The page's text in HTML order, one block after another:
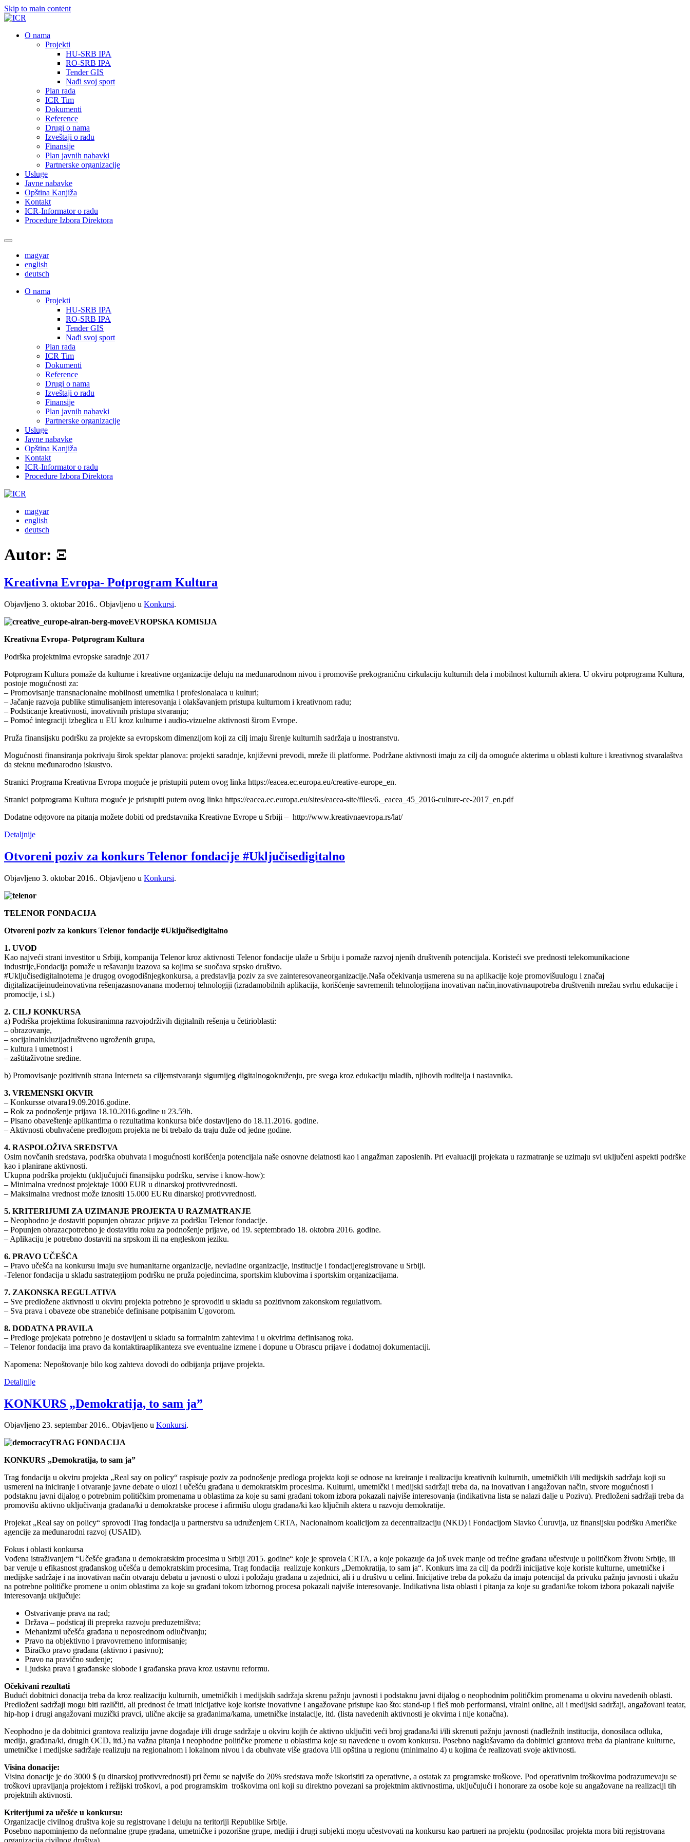
Skip to main content
О nama
Projekti
HU-SRB IPA
RO-SRB IPA
Tender GIS
Nađi svoj sport
Plan rada
ICR Tim
Dokumenti
Reference
Drugi o nama
Izveštaji o radu
Finansije
Plan javnih nabavki
Partnerske organizacije
Usluge
Javne nabavke
Opština Kanjiža
Kontakt
ICR-Informator o radu
Procedure Izbora Direktora
magyar
english
deutsch
О nama
Projekti
HU-SRB IPA
RO-SRB IPA
Tender GIS
Nađi svoj sport
Plan rada
ICR Tim
Dokumenti
Reference
Drugi o nama
Izveštaji o radu
Finansije
Plan javnih nabavki
Partnerske organizacije
Usluge
Javne nabavke
Opština Kanjiža
Kontakt
ICR-Informator o radu
Procedure Izbora Direktora
magyar
english
deutsch
Autor: Ξ
Kreativna Evropa- Potprogram Kultura
Objavljeno 3. oktobar 2016.. Objavljeno u Konkursi.
EVROPSKA KOMISIJA
Kreativna Evropa- Potprogram Kultura
Podrška projektnima evropske saradnje 2017
Potprogram Kultura pomaže da kulturne i kreativne organizacije deluju na međunarodnom nivou i promoviše prekograničnu cirkulaciju kulturnih dela i mobilnost kulturnih aktera. U okviru potprograma Kultura,
postoje mogućnosti za:
– Promovisanje transnacionalne mobilnosti umetnika i profesionalaca u kulturi;
– Jačanje razvoja publike stimulisanjem interesovanja i olakšavanjem pristupa kulturnom i kreativnom radu;
– Podsticanje kreativnosti, inovativnih pristupa stvaranju;
– Pomoć integraciji izbeglica u EU kroz kulturne i audio-vizuelne aktivnosti širom Evrope.
Pruža finansijsku podršku za projekte sa evropskom dimenzijom koji za cilj imaju širenje kulturnih sadržaja u inostranstvu.
Mogućnosti finansiranja pokrivaju širok spektar planova: projekti saradnje, književni prevodi, mreže ili platforme. Podržane aktivnosti imaju za cilj da omoguće akterima u oblasti kulture i kreativnog stvaralaštva
da steknu međunarodno iskustvo.
Stranici Programa Kreativna Evropa moguće je pristupiti putem ovog linka https://eacea.ec.europa.eu/creative-europe_en.
Stranici potprograma Kultura moguće je pristupiti putem ovog linka https://eacea.ec.europa.eu/sites/eacea-site/files/6._eacea_45_2016-culture-ce-2017_en.pdf
Dodatne odgovore na pitanja možete dobiti od predstavnika Kreativne Evrope u Srbiji – http://www.kreativnaevropa.rs/lat/
Detaljnije
Otvoreni poziv za konkurs Telenor fondacije #Uključisedigitalno
Objavljeno 3. oktobar 2016.. Objavljeno u Konkursi.
TELENOR FONDACIJA
Otvoreni poziv za konkurs Telenor fondacije #Uključisedigitalno
1. UVOD
Kao najveći strani investitor u Srbiji, kompanija Telenor kroz aktivnosti Telenor fondacije ulaže u Srbiju i pomaže razvoj njenih društvenih potencijala. Koristeći sve prednosti telekomunikacione
industrije,Fondacija pomaže u rešavanju izazova sa kojima se suočava srpsko društvo.
#Uključisedigitalnotema je drugog ovogodišnjegkonkursa, a predstavlja poziv za sve zainteresovaneorganizacije.Naša očekivanja usmerena su na aplikacije koje promovišuulogu i značaj
digitalizacijeinudeinovativna rešenjazasnovanana modernoj tehnologiji (izradamobilnih aplikacija, korišćenje savremenih tehnologijana inovativan način,inovativnaupotreba društvenih mrežau svrhu edukacije i
promocije, i sl.)
2. CILJ KONKURSA
a) Podrška projektima fokusiranimna razvojodrživih digitalnih rešenja u četirioblasti:
– obrazovanje,
– socijalnainkluzijadruštveno ugroženih grupa,
– kultura i umetnost i
– zaštitaživotne sredine.
b) Promovisanje pozitivnih strana Interneta sa ciljemstvaranja sigurnijeg digitalnogokruženju, pre svega kroz edukaciju mladih, njihovih roditelja i nastavnika.
3. VREMENSKI OKVIR
– Konkursse otvara19.09.2016.godine.
– Rok za podnošenje prijava 18.10.2016.godine u 23.59h.
– Pisano obaveštenje aplikantima o rezultatima konkursa biće dostavljeno do 18.11.2016. godine.
– Aktivnosti obuhvaćene predlogom projekta ne bi trebalo da traju duže od jedne godine.
4. RASPOLOŽIVA SREDSTVA
Osim novčanih sredstava, podrška obuhvata i mogućnosti korišćenja potencijala naše osnovne delatnosti kao i angažman zaposlenih. Pri evaluaciji projekata u razmatranje se uzimaju svi uključeni aspekti podrške
kao i planirane aktivnosti.
Ukupna podrška projektu (uključujući finansijsku podršku, servise i know-how):
– Minimalna vrednost projektaje 1000 EUR u dinarskoj protivvrednosti.
– Maksimalna vrednost može iznositi 15.000 EURu dinarskoj protivvrednosti.
5. KRITERIJUMI ZA UZIMANJE PROJEKTA U RAZMATRANJE
– Neophodno je dostaviti popunjen obrazac prijave za podršku Telenor fondacije.
– Popunjen obrazacpotrebno je dostavitiu roku za podnošenje prijave, od 19. septembrado 18. oktobra 2016. godine.
– Aplikaciju je potrebno dostaviti na srpskom ili na engleskom jeziku.
6. PRAVO UČEŠĆA
– Pravo učešća na konkursu imaju sve humanitarne organizacije, nevladine organizacije, institucije i fondacijeregistrovane u Srbiji.
-Telenor fondacija u skladu sastrategijom podršku ne pruža pojedincima, sportskim klubovima i sportskim organizacijama.
7. ZAKONSKA REGULATIVA
– Sve predložene aktivnosti u okviru projekta potrebno je sprovoditi u skladu sa pozitivnom zakonskom regulativom.
– Sva prava i obaveze obe stranebiće definisane potpisanim Ugovorom.
8. DODATNA PRAVILA
– Predloge projekata potrebno je dostavljeni u skladu sa formalnim zahtevima i u okvirima definisanog roka.
– Telenor fondacija ima pravo da kontaktiraaplikanteza sve eventualne izmene i dopune u Obrascu prijave i dodatnoj dokumentaciji.
Napomena: Nepoštovanje bilo kog zahteva dovodi do odbijanja prijave projekta.
Detaljnije
KONKURS „Demokratija, to sam ja”
Objavljeno 23. septembar 2016.. Objavljeno u Konkursi.
TRAG FONDACIJA
KONKURS „Demokratija, to sam ja”
Trag fondacija u okviru projekta „Real say on policy“ raspisuje poziv za podnošenje predloga projekta koji se odnose na kreiranje i realizaciju kreativnih kulturnih, umetničkih i/ili medijskih sadržaja koji su
usmereni na iniciranje i otvaranje javne debate o ulozi i učešću građana u demokratskim procesima. Kulturni, umetnički i medijski sadržaji treba da, na inovativan i angažovan način, stvore mogućnosti i
podstaknu javni dijalog o potrebnim političkim promenama u oblastima za koje su sami građani tokom izbora pokazali najviše interesovanja (indikativna lista se nalazi dalje u Pozivu). Predloženi sadržaji treba da
promovišu aktivno uključivanja građana/ki u demokratske procese i afirmišu ulogu građana/ki kao ključnih aktera u razvoju demokratije.
Projekat „Real say on policy“ sprovodi Trag fondacija u partnerstvu sa udruženjem CRTA, Nacionalnom koalicijom za decentralizaciju (NKD) i Fondacijom Slavko Ćuruvija, uz finansijsku podršku Američke
agencije za međunarodni razvoj (USAID).
Fokus i oblasti konkursa
Vođena istraživanjem “Učešće građana u demokratskim procesima u Srbiji 2015. godine“ koje je sprovela CRTA, a koje pokazuje da još uvek manje od trećine građana učestvuje u političkom životu Srbije, ili
bar veruje u efikasnost građanskog učešća u demokratskim procesima, Trag fondacija realizuje konkurs „Demokratija, to sam ja“. Konkurs ima za cilj da podrži inicijative koje koriste kulturne, umetničke i
medijske sadržaje i na inovativan način otvaraju debatu u javnosti o ulozi i položaju građana u zajednici, ali i u društvu u celini. Inicijative treba da pokažu da imaju potencijal da privuku pažnju javnosti i ukažu
na potrebne političke promene u onim oblastima za koje su građani tokom izbornog procesa pokazali najviše interesovanje. Indikativna lista oblasti i pitanja za koje su građani/ke tokom izbora pokazali najviše
interesovanja uključuje:
Ostvarivanje prava na rad;
Država – podsticaj ili prepreka razvoju preduzetništva;
Mehanizmi učešća građana u neposrednom odlučivanju;
Pravo na objektivno i pravovremeno informisanje;
Biračko pravo građana (aktivno i pasivno);
Pravo na pravično suđenje;
Ljudska prava i građanske slobode i građanska prava kroz ustavnu reformu.
Očekivani rezultati
Budući dobitnici donacija treba da kroz realizaciju kulturnih, umetničkih i medijskih sadržaja skrenu pažnju javnosti i podstaknu javni dijalog o neophodnim političkim promenama u okviru navedenih oblasti.
Predloženi sadržaji mogu biti različiti, ali prednost će imati inicijative koje koriste inovativne i angažovane pristupe kao što: stand-up i fleš mob performansi, viralni online, ali i medijski sadržaji, angažovani teatar,
hip-hop i drugi angažovani muzički pravci, ulične akcije sa građanima/kama, umetničke instalacije, itd. (lista navedenih aktivnosti je okvirna i nije konačna).
Neophodno je da dobitnici grantova realiziju javne događaje i/ili druge sadržaje u okviru kojih će aktivno uključiti veći broj građana/ki i/ili skrenuti pažnju javnosti (nadležnih institucija, donosilaca odluka,
medija, građana/ki, drugih OCD, itd.) na važna pitanja i neophodne političke promene u oblastima koje su navedene u ovom konkursu. Posebno naglašavamo da dobitnici grantova treba da planirane kulturne,
umetničke i medijske sadržaje realizuju na regionalnom i lokalnom nivou i da obuhvate više gradova i/ili opština u regionu (minimalno 4) u kojima će realizovati svoje aktivnosti.
Visina donacije:
Visina donacije je do 3000 $ (u dinarskoj protivvrednosti) pri čemu se najviše do 20% sredstava može iskoristiti za operativne, a ostatak za programske troškove. Pod operativnim troškovima podrazumevaju se
troškovi upravljanja projektom i režijski troškovi, a pod programskim troškovima oni koji su direktno povezani sa projektnim aktivnostima, uključujući i honorare za osobe koje su angažovane na realizaciji tih
projektnih aktivnosti.
Kriterijumi za učešće u konkursu:
Organizacije civilnog društva koje su registrovane i deluju na teritoriji Republike Srbije.
Posebno napominjemo da neformalne grupe građana, umetničke i pozorišne grupe, mediji i drugi subjekti mogu učestvovati na konkursu kao partneri na projektu (podnosilac projekta mora biti registrovana